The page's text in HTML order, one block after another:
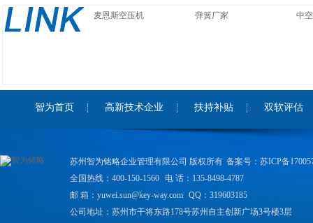
麦恩斯空压机 弹簧厂家 中
智为首页 高新技术企业 扶持补贴 双软评估
苏州智为铭略企业管理有限公司 版权所有 备案号： 苏ICP备
全国热线：400-150-1560 电 话：135-8498-4787
邮 箱：yuwei.sun@key-way.com QQ：319603185
公司地址：苏州市干将东路178号苏州自主创新广场3号楼3层